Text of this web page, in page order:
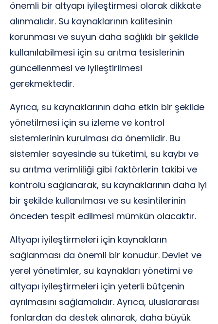
önemli bir altyapı iyileştirmesi olarak dikkate
alınmalıdır. Su kaynaklarının kalitesinin
korunması ve suyun daha sağlıklı bir şekilde
kullanılabilmesi için su arıtma tesislerinin
güncellenmesi ve iyileştirilmesi
gerekmektedir.
Ayrıca, su kaynaklarının daha etkin bir şekilde
yönetilmesi için su izleme ve kontrol
sistemlerinin kurulması da önemlidir. Bu
sistemler sayesinde su tüketimi, su kaybı ve
su arıtma verimliliği gibi faktörlerin takibi ve
kontrolü sağlanarak, su kaynaklarının daha iyi
bir şekilde kullanılması ve su kesintilerinin
önceden tespit edilmesi mümkün olacaktır.
Altyapı iyileştirmeleri için kaynakların
sağlanması da önemli bir konudur. Devlet ve
yerel yönetimler, su kaynakları yönetimi ve
altyapı iyileştirmeleri için yeterli bütçenin
ayrılmasını sağlamalıdır. Ayrıca, uluslararası
fonlardan da destek alınarak, daha büyük